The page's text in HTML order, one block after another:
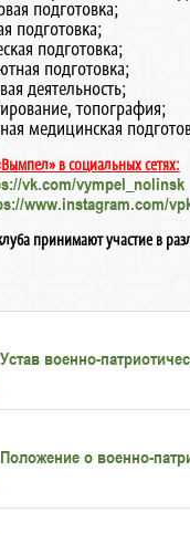
подготовка;
подготовка;
подготовка;
подготовка;
деятельность;
топография;
медицинская
в социальных сетях:
vk.com/vympel_nolinsk
www.instagram.com/
принимают участие в
Устав военно-
Положение о военно-